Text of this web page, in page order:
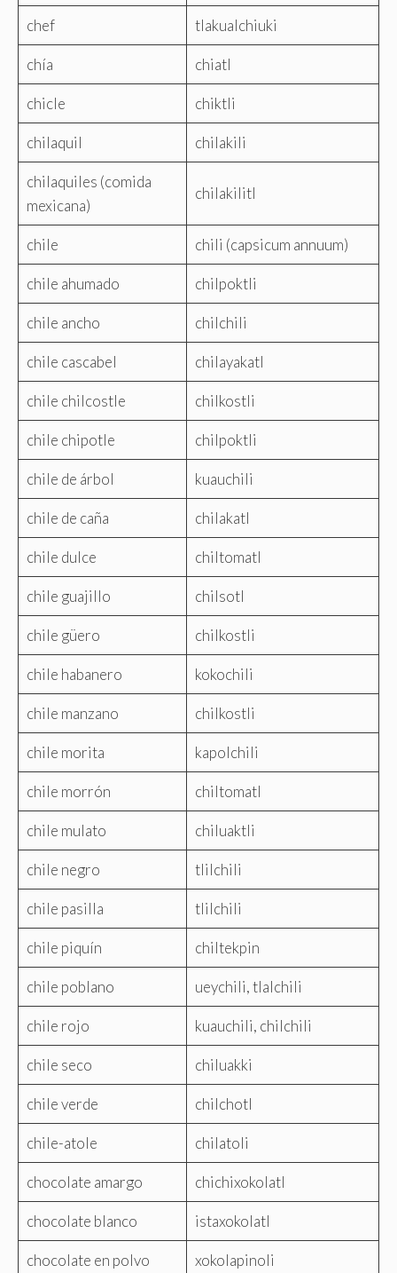
chef tlakualchiuki
chía chiatl
chicle chiktli
chilaquil chilakili
chilaquiles (comida
mexicana)
chilakilitl
chile chili (capsicum annuum)
chile ahumado chilpoktli
chile ancho chilchili
chile cascabel chilayakatl
chile chilcostle chilkostli
chile chipotle chilpoktli
chile de árbol kuauchili
chile de caña chilakatl
chile dulce chiltomatl
chile guajillo chilsotl
chile güero chilkostli
chile habanero kokochili
chile manzano chilkostli
chile morita kapolchili
chile morrón chiltomatl
chile mulato chiluaktli
chile negro tlilchili
chile pasilla tlilchili
chile piquín chiltekpin
chile poblano ueychili, tlalchili
chile rojo kuauchili, chilchili
chile seco chiluakki
chile verde chilchotl
chile-atole chilatoli
chocolate amargo chichixokolatl
chocolate blanco istaxokolatl
chocolate en polvo xokolapinoli